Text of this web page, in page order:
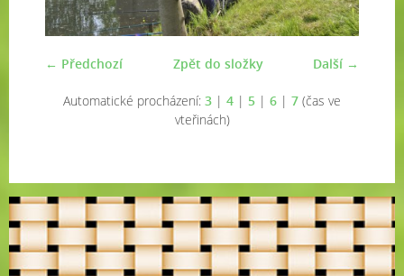
← Předchozí Další →
Zpět do složky
Automatické procházení: 3 | 4 | 5 | 6 | 7 (čas ve
vteřinách)